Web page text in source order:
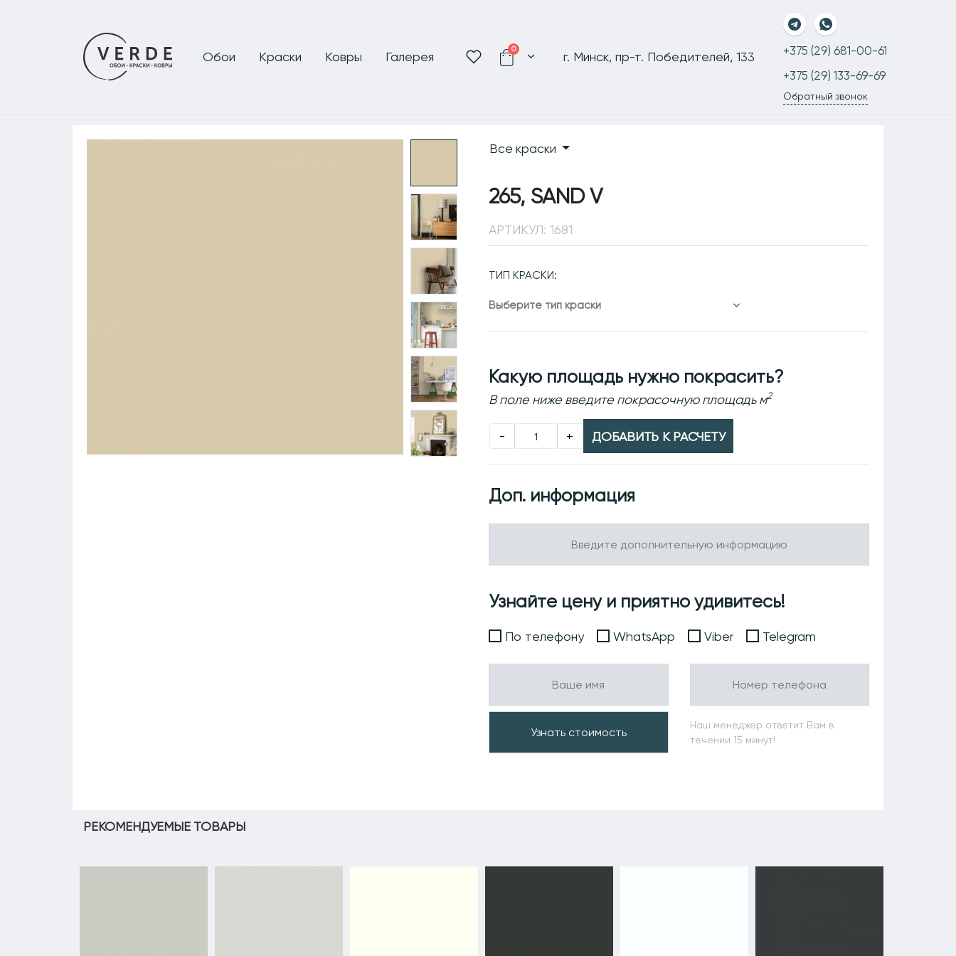
Обои Краски Ковры Галерея
0
г. Минск, пр-т. Победителей, 133
+375 (29) 681-00-61
+375 (29) 133-69-69
Обратный звонок
Все краски
265, SAND V
АРТИКУЛ: 1681
ТИП КРАСКИ
Какую площадь нужно покрасить?
В поле ниже введите покрасочную площадь м2
- + ДОБАВИТЬ К РАСЧЕТУ
Доп. информация
Узнайте цену и приятно удивитесь!
По телефону WhatsApp Viber Telegram
Наш менеджер ответит Вам в
течении 15 минут!
РЕКОМЕНДУЕМЫЕ ТОВАРЫ